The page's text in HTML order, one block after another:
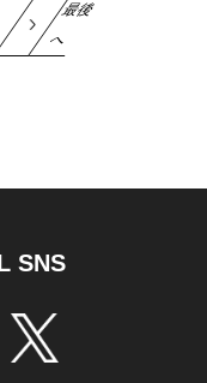
最後
へ
SNS